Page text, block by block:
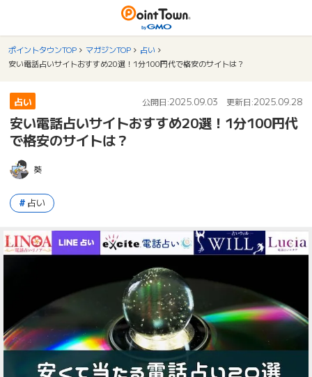
ポイントタウンTOP マガジンTOP
占い
安い電話占いサイトおすすめ20選！1分100円代で格安のサイトは？
占い 公開日:2025.09.03 更新日:2025.09.28
安い電話占いサイトおすすめ20選！1分100円代
で格安のサイトは？
葵
占い